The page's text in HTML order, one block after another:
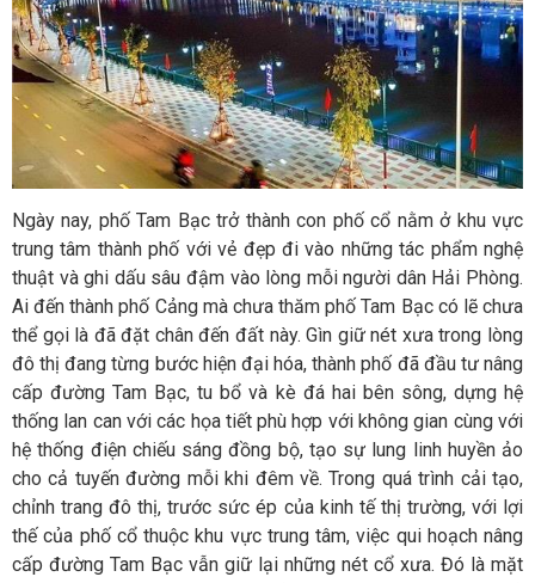
Ngày nay, phố Tam Bạc trở thành con phố cổ nằm ở khu vực
trung tâm thành phố với vẻ đẹp đi vào những tác phẩm nghệ
thuật và ghi dấu sâu đậm vào lòng mỗi người dân Hải Phòng.
Ai đến thành phố Cảng mà chưa thăm phố Tam Bạc có lẽ chưa
thể gọi là đã đặt chân đến đất này. Gìn giữ nét xưa trong lòng
đô thị đang từng bước hiện đại hóa, thành phố đã đầu tư nâng
cấp đường Tam Bạc, tu bổ và kè đá hai bên sông, dựng hệ
thống lan can với các họa tiết phù hợp với không gian cùng với
hệ thống điện chiếu sáng đồng bộ, tạo sự lung linh huyền ảo
cho cả tuyến đường mỗi khi đêm về. Trong quá trình cải tạo,
chỉnh trang đô thị, trước sức ép của kinh tế thị trường, với lợi
thế của phố cổ thuộc khu vực trung tâm, việc qui hoạch nâng
cấp đường Tam Bạc vẫn giữ lại những nét cổ xưa. Đó là mặt